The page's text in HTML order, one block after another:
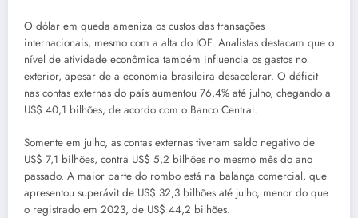
O dólar em queda ameniza os custos das transações
internacionais, mesmo com a alta do IOF. Analistas destacam que o
nível de atividade econômica também influencia os gastos no
exterior, apesar de a economia brasileira desacelerar. O déficit
nas contas externas do país aumentou 76,4% até julho, chegando a
US$ 40,1 bilhões, de acordo com o Banco Central.
Somente em julho, as contas externas tiveram saldo negativo de
US$ 7,1 bilhões, contra US$ 5,2 bilhões no mesmo mês do ano
passado. A maior parte do rombo está na balança comercial, que
apresentou superávit de US$ 32,3 bilhões até julho, menor do que
o registrado em 2023, de US$ 44,2 bilhões.